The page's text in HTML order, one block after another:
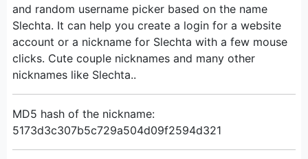
and random username picker based on the name
Slechta. It can help you create a login for a website
account or a nickname for Slechta with a few mouse
clicks. Cute couple nicknames and many other
nicknames like Slechta..
MD5 hash of the nickname:
5173d3c307b5c729a504d09f2594d321